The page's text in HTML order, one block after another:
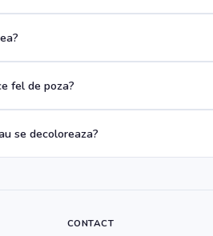
fel de poza?
se decoloreaza?
CONTACT